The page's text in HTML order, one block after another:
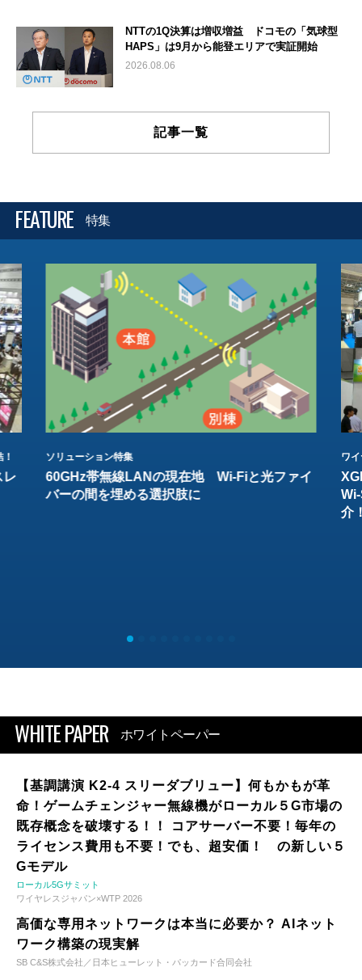
NTTの1Q決算は増収増益 ドコモの「気球型
HAPS」は9月から能登エリアで実証開始
2026.08.06
記事一覧
FEATURE 特集
レ
ソリューション特集
60GHz帯無線LANの現在地 Wi-Fiと光ファイ
バーの間を埋める選択肢に
ワ
介
WHITE PAPER ホワイトペーパー
【基調講演 K2-4 スリーダブリュー】何もかもが革
命！ゲームチェンジャー無線機がローカル５G市場の
既存概念を破壊する！！ コアサーバー不要！毎年の
ライセンス費用も不要！でも、超安価！ の新しい５
Gモデル
ローカル5Gサミット
ワイヤレスジャパン×WTP 2026
高価な専用ネットワークは本当に必要か？ AIネット
ワーク構築の現実解
SB C&S株式会社／日本ヒューレット・パッカード合同会社